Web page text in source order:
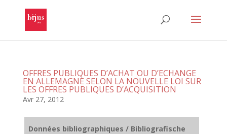
OFFRES PUBLIQUES D’ACHAT OU D’ECHANGE
EN ALLEMAGNE SELON LA NOUVELLE LOI SUR
LES OFFRES PUBLIQUES D’ACQUISITION
Avr 27, 2012
Données bibliographiques / Bibliografische